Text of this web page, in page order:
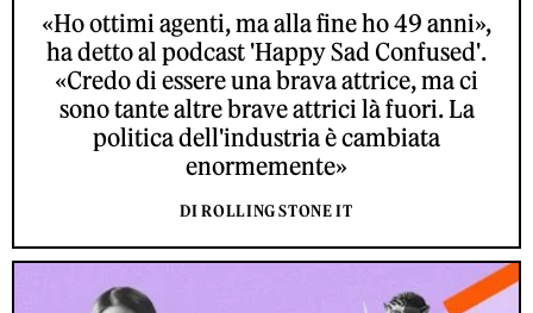
«Ho ottimi agenti, ma alla fine ho 49 anni»,
ha detto al podcast 'Happy Sad Confused'.
«Credo di essere una brava attrice, ma ci
sono tante altre brave attrici là fuori. La
politica dell'industria è cambiata
enormemente»
DI ROLLING STONE IT